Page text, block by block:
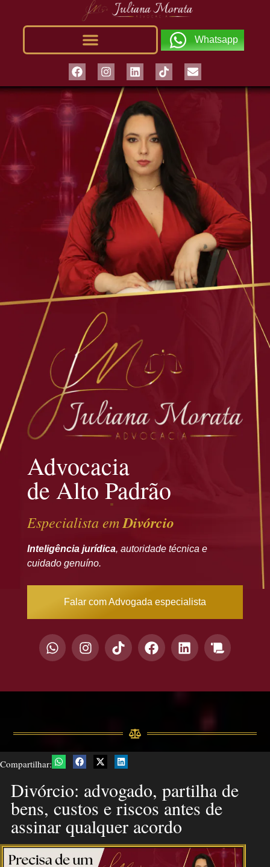
Whatsapp
Advocacia
de Alto Padrão
Especialista emDivórcio
Inteligência jurídica, autoridade técnica e
cuidado genuíno.
Falar com Advogada especialista
Compartilhar:
Divórcio: advogado, partilha de
bens, custos e riscos antes de
assinar qualquer acordo